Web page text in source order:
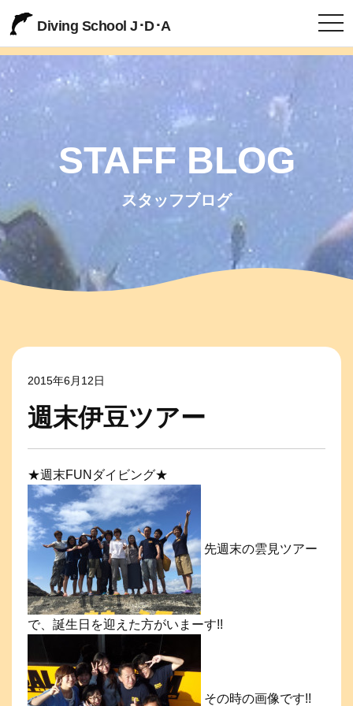
Diving School J･D･A
STAFF BLOG
スタッフブログ
2015年6月12日
週末伊豆ツアー
★週末FUNダイビング★
先週末の雲見ツアー
で、誕生日を迎えた方がいまーす!!
その時の画像です!!